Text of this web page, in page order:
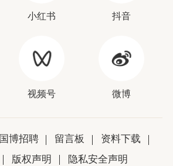
小红书 抖音
视频号 微博
国博招聘 留言板
资料下载
版权声明 隐私安全声明